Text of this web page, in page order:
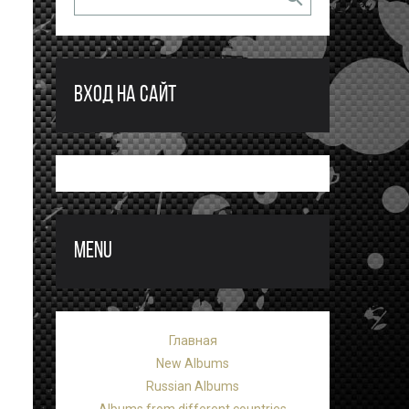
ВХОД НА САЙТ
MENU
Главная
New Albums
Russian Albums